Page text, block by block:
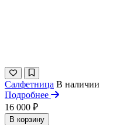
Салфетница В наличии
Подробнее
16 000 ₽
В корзину